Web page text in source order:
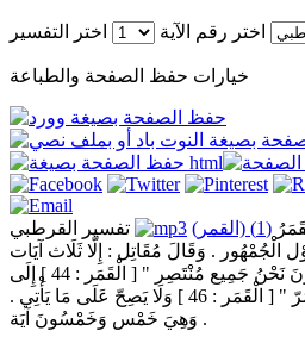
اختر رقم الآية اختر التفسير
خيارات حفظ الصفحة والطباعة
(1) (القمر)
تفسير القرطبي
الْجُمْهُور . وَقَالَ مُقَاتِل : إِلَّا ثَلَاث آيَات
مِنْ قَوْله تَعَالَى : " أَمْ يَقُولُونَ نَحْنُ جَمِيع مُنْتَصِر " [ الْقَمَر : 44 ] إِلَى
قَوْله : " وَالسَّاعَة أَدْهَى وَأَمَرّ " [ الْقَمَر : 46 ] وَلَا يَصِحّ عَلَى مَا يَأْتِي .
وَهِيَ خَمْس وَخَمْسُونَ آيَة .